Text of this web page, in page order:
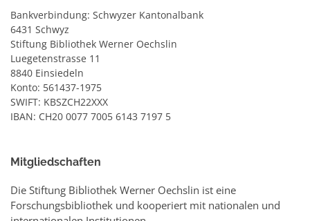
Bankverbindung: Schwyzer Kantonalbank
6431 Schwyz
Stiftung Bibliothek Werner Oechslin
Luegetenstrasse 11
8840 Einsiedeln
Konto: 561437-1975
SWIFT: KBSZCH22XXX
IBAN: CH20 0077 7005 6143 7197 5
Mitgliedschaften
Die Stiftung Bibliothek Werner Oechslin ist eine
Forschungsbibliothek und kooperiert mit nationalen und